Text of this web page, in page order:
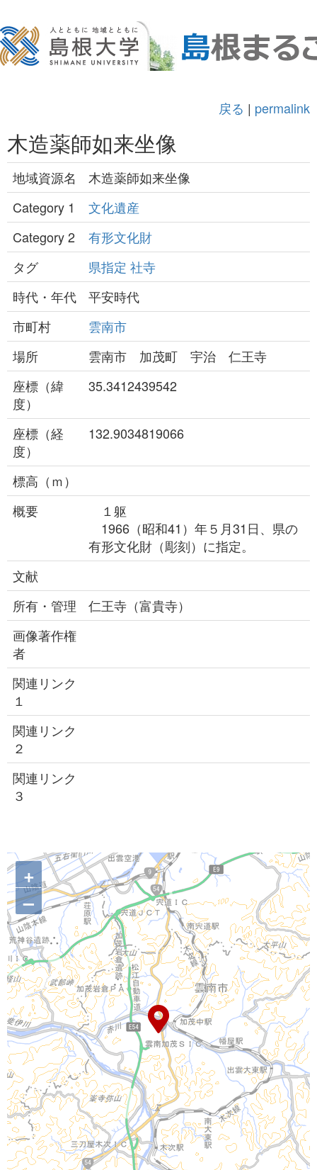
戻る | permalink
木造薬師如来坐像
地域資源名
木造薬師如来坐像
Category 1
文化遺産
Category 2
有形文化財
タグ
県指定 社寺
時代・年代
平安時代
市町村
雲南市
場所
雲南市 加茂町 宇治 仁王寺
座標（緯
度）
35.3412439542
座標（経
度）
132.9034819066
標高（ｍ）
概要
１躯
1966（昭和41）年５月31日、県の
有形文化財（彫刻）に指定。
文献
所有・管理
仁王寺（富貴寺）
画像著作権
者
関連リンク
１
関連リンク
２
関連リンク
３
+
–